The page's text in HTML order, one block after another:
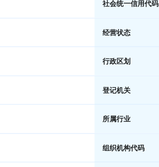
社会统一信用代码
经营状态
行政区划
登记机关
所属行业
组织机构代码